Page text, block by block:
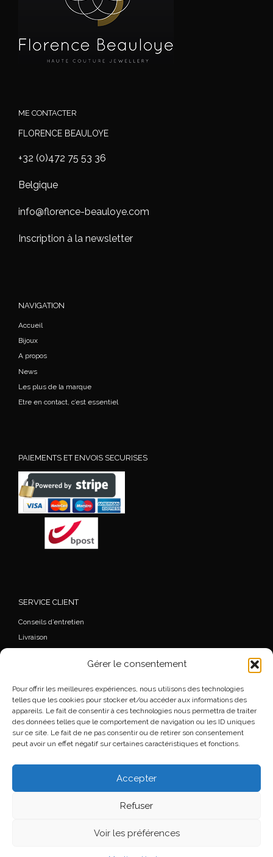
Gérer le consentement
Pour offrir les meilleures expériences, nous utilisons des technologies
telles que les cookies pour stocker et/ou accéder aux informations des
appareils. Le fait de consentir à ces technologies nous permettra de traiter
des données telles que le comportement de navigation ou les ID uniques
sur ce site. Le fait de ne pas consentir ou de retirer son consentement
peut avoir un effet négatif sur certaines caractéristiques et fonctions.
Accepter
Refuser
Voir les préférences
ME CONTACTER
FLORENCE BEAULOYE
+32 (0)472 75 53 36
Belgique
info@florence-beauloye.com
Inscription à la newsletter
NAVIGATION
Accueil
Bijoux
A propos
News
Les plus de la marque
Etre en contact, c’est essentiel
PAIEMENTS ET ENVOIS SECURISES
SERVICE CLIENT
Conseils d’entretien
Livraison
Wishlist
Mentions légales
Conditions générales de vente
© 2026Florence Beauloye– Tous droits réservés
– Réalisé avec the